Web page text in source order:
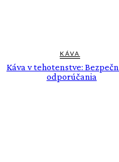
KÁVA
Káva v tehotenstve:
odporúčania